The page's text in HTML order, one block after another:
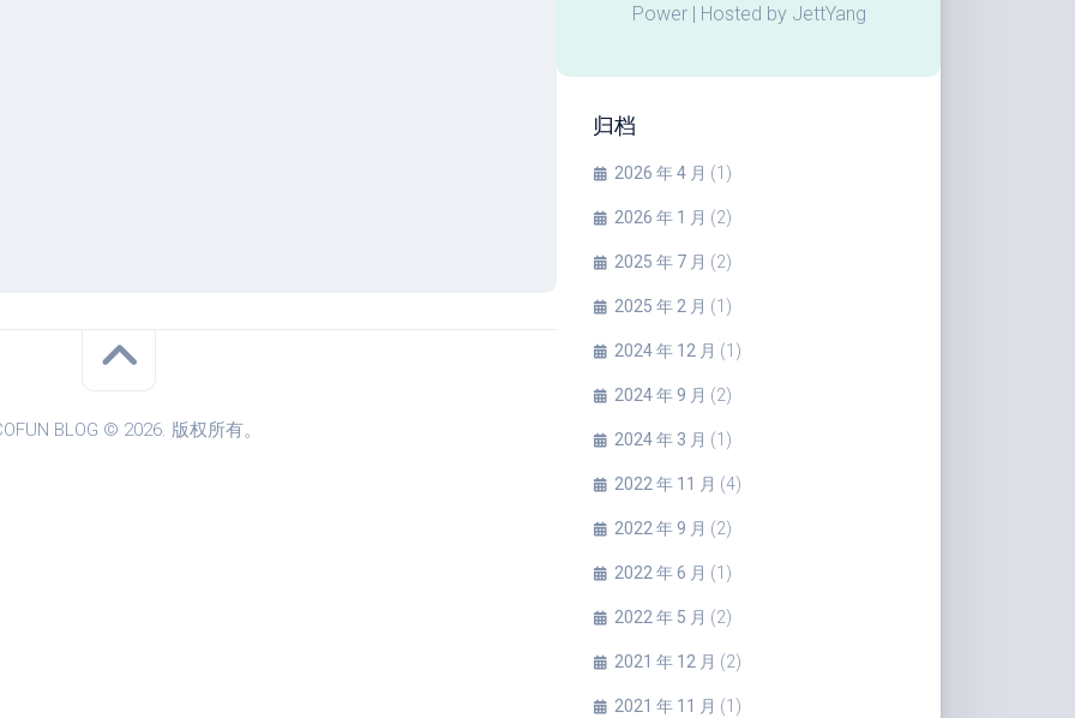
Power | Hosted by JettYang
归档
2026 年 4 月 (1)
2026 年 1 月 (2)
2025 年 7 月 (2)
2025 年 2 月 (1)
2024 年 12 月 (1)
2024 年 9 月 (2)
2024 年 3 月 (1)
2022 年 11 月 (4)
2022 年 9 月 (2)
2022 年 6 月 (1)
2022 年 5 月 (2)
2021 年 12 月 (2)
2021 年 11 月 (1)
BLOG © 2026. 版权所有。